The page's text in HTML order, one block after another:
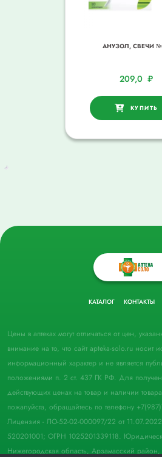
АНУЗОЛ, СВЕЧИ
209,0 ₽
КУПИТЬ
КАТАЛОГ КОНТАКТЫ
Цены в аптеках могут отличаться от цен,
внимание на то, что сайт apteka-solo.ru носит
информационный характер и не является
положениями п. 2 ст. 437 ГК РФ. Для
действующих ценах на товар и наличии товара
пожалуйста, обращайтесь по телефону
Лицензия - ЛО-52-02-000097/22 от
520201001; ОГРН 1025201339118.
Нижегородская область, Арзамасский